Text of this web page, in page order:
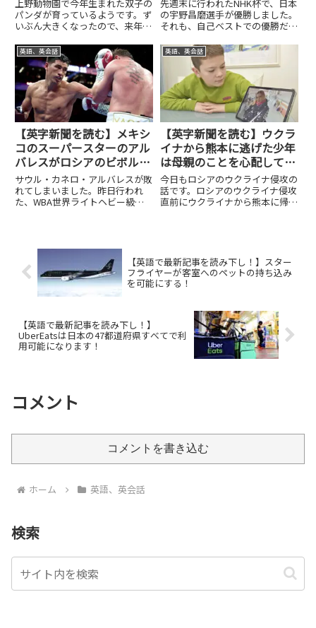
上野動物園で今年生まれた双子の
パンダが育っているようです。ず
いぶん大きくなったので、来年の
定。その話題が記事になっていま
した。今日はパンダの双子が順調
に育っているという話を読もうと
思います。まずは、記事全体を...
先週末に行われたNHK杯で、日本
の宇野昌磨選手が優勝しました。
それも、自己ベストでの優勝だっ
我で欠場しましたが、それでも日
本選手がしっかり優勝を勝ち取り
ました。その記事を今日は取り上
げようと思います。先日には、...
英語、英会話
【英字新聞を読む】メキシ
コのスーパースターのアル
バレスがロシアのビボルに
衝撃的な敗北を喫した！
サウル・カネロ・アルバレスが敗
れてしまいました。昨日行われ
た、WBA世界ライトヘビー級タ
した。でも、判定は全く割れず、
ジャッキ3者とも完全一致。...
英語、英会話
【英字新聞を読む】ウクラ
イナから熊本に逃げた少年
は母親のことを心配してい
ます！
今日もロシアのウクライナ侵攻の
話です。ロシアのウクライナ侵攻
直前にウクライナから熊本に帰っ
戚もいるので、彼らのことも心
配...
【英語で最新記事を読み下し！】スター
フライヤーが客室へのペットの持ち込み
を可能にする！
【英語で最新記事を読み下し！】
UberEatsは日本の47都道府県すべてで利
用可能になります！
コメント
コメントを書き込む
ホーム 英語、英会話
検索